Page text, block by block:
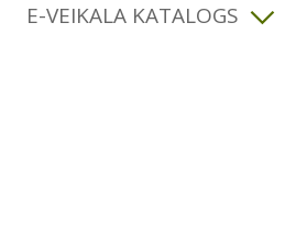
E-VEIKALA KATALOGS